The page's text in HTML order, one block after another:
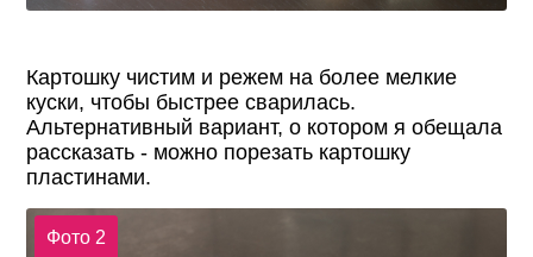
Картошку чистим и режем на более мелкие
куски, чтобы быстрее сварилась.
Альтернативный вариант, о котором я обещала
рассказать - можно порезать картошку
пластинами.
Фото 2